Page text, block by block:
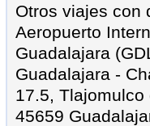
Otros viajes con
Aeropuerto
Guadalajara
Guadalajara -
17.5, Tlajomulco
45659